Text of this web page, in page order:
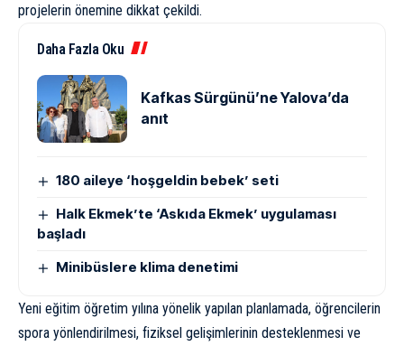
projelerin önemine dikkat çekildi.
Daha Fazla Oku
Kafkas Sürgünü’ne Yalova’da
anıt
180 aileye ‘hoşgeldin bebek’ seti
Halk Ekmek’te ‘Askıda Ekmek’ uygulaması
başladı
Minibüslere klima denetimi
Yeni eğitim öğretim yılına yönelik yapılan planlamada, öğrencilerin
spora yönlendirilmesi, fiziksel gelişimlerinin desteklenmesi ve